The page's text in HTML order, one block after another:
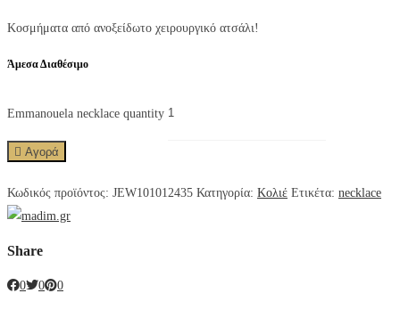
Κοσμήματα από ανοξείδωτο χειρουργικό ατσάλι!
Άμεσα Διαθέσιμο
Emmanouela necklace quantity
Αγορά
Κωδικός προϊόντος: JEW101012435 Κατηγορία: Κολιέ Ετικέτα: necklace
Share
0 0 0